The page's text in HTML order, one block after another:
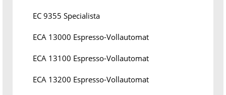
EC 9355 Specialista
ECA 13000 Espresso-Vollautomat
ECA 13100 Espresso-Vollautomat
ECA 13200 Espresso-Vollautomat